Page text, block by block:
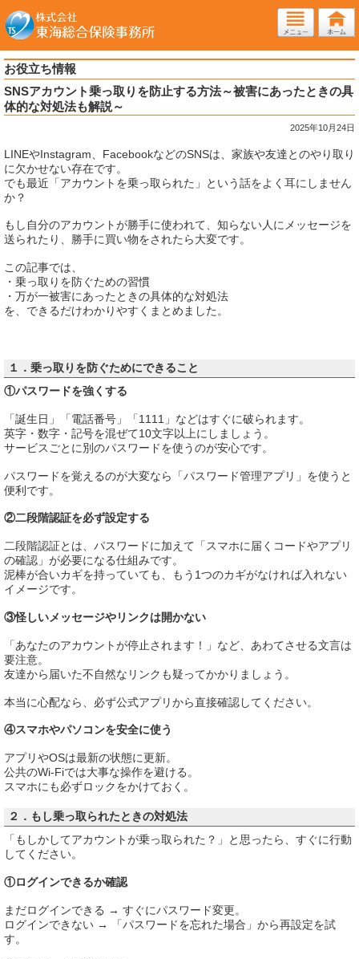
お役立ち情報
SNSアカウント乗っ取りを防止する方法～被害にあったときの具
体的な対処法も解説～
2025年10月24日
LINEやInstagram、FacebookなどのSNSは、家族や友達とのやり取り
に欠かせない存在です。
でも最近「アカウントを乗っ取られた」という話をよく耳にしません
か？
もし自分のアカウントが勝手に使われて、知らない人にメッセージを
送られたり、勝手に買い物をされたら大変です。
この記事では、
・乗っ取りを防ぐための習慣
・万が一被害にあったときの具体的な対処法
を、できるだけわかりやすくまとめました。
１．乗っ取りを防ぐためにできること
①パスワードを強くする
「誕生日」「電話番号」「1111」などはすぐに破られます。
英字・数字・記号を混ぜて10文字以上にしましょう。
サービスごとに別のパスワードを使うのが安心です。
パスワードを覚えるのが大変なら「パスワード管理アプリ」を使うと
便利です。
②二段階認証を必ず設定する
二段階認証とは、パスワードに加えて「スマホに届くコードやアプリ
の確認」が必要になる仕組みです。
泥棒が合いカギを持っていても、もう1つのカギがなければ入れない
イメージです。
③怪しいメッセージやリンクは開かない
「あなたのアカウントが停止されます！」など、あわてさせる文言は
要注意。
友達から届いた不自然なリンクも疑ってかかりましょう。
本当に心配なら、必ず公式アプリから直接確認してください。
④スマホやパソコンを安全に使う
アプリやOSは最新の状態に更新。
公共のWi-Fiでは大事な操作を避ける。
スマホにも必ずロックをかけておく。
２．もし乗っ取られたときの対処法
「もしかしてアカウントが乗っ取られた？」と思ったら、すぐに行動
してください。
①ログインできるか確認
まだログインできる → すぐにパスワード変更。
ログインできない → 「パスワードを忘れた場合」から再設定を試
す。